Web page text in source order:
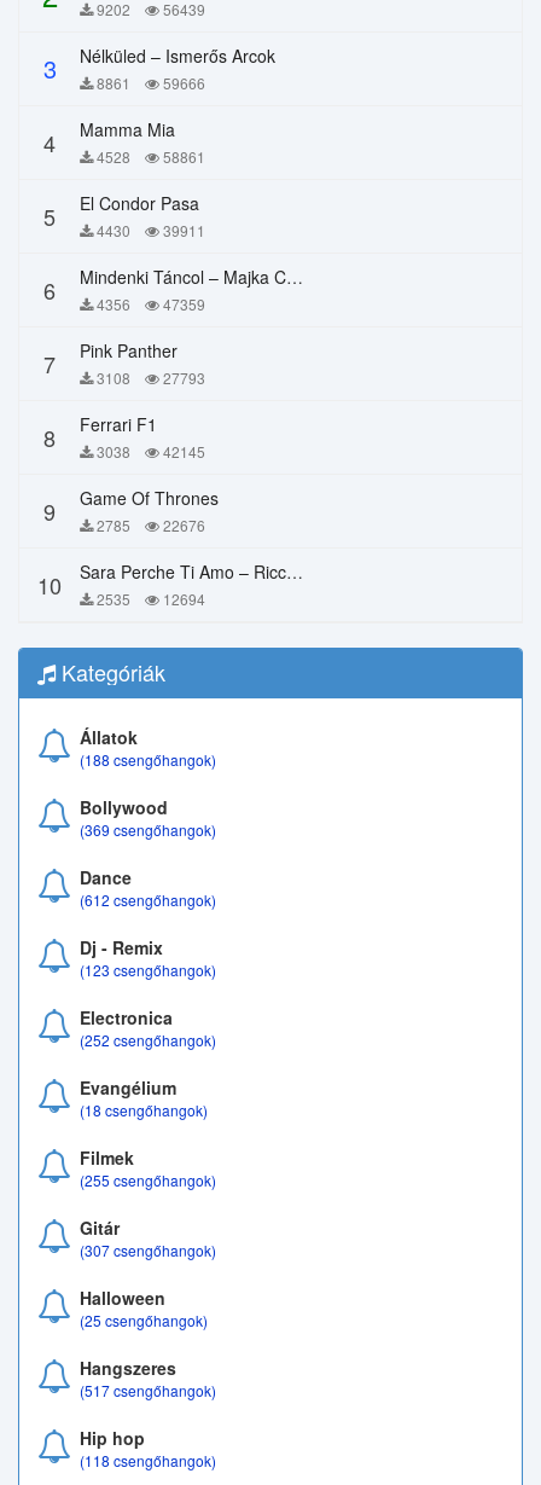
9202 56439
3 Nélküled – Ismerős Arcok
8861 59666
4 Mamma Mia
4528 58861
5 El Condor Pasa
4430 39911
6 Mindenki Táncol – Majka Curtis, Péter Majoros
4356 47359
7 Pink Panther
3108 27793
8 Ferrari F1
3038 42145
9 Game Of Thrones
2785 22676
10 Sara Perche Ti Amo – Ricchi E Poveri
2535 12694
Kategóriák
Állatok
(188 csengőhangok)
Bollywood
(369 csengőhangok)
Dance
(612 csengőhangok)
Dj - Remix
(123 csengőhangok)
Electronica
(252 csengőhangok)
Evangélium
(18 csengőhangok)
Filmek
(255 csengőhangok)
Gitár
(307 csengőhangok)
Halloween
(25 csengőhangok)
Hangszeres
(517 csengőhangok)
Hip hop
(118 csengőhangok)